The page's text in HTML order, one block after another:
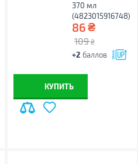
370 мл
(4823015916748)
86₴
109 ₴
+2 баллов
КУПИТЬ